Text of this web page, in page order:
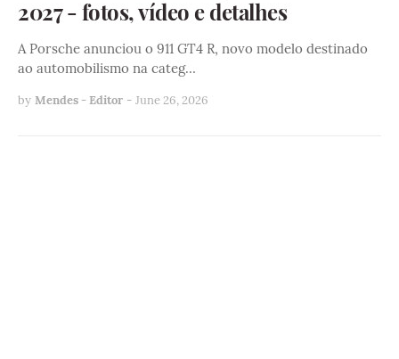
2027 - fotos, vídeo e detalhes
A Porsche anunciou o 911 GT4 R, novo modelo destinado
ao automobilismo na categ…
by Mendes - Editor - June 26, 2026